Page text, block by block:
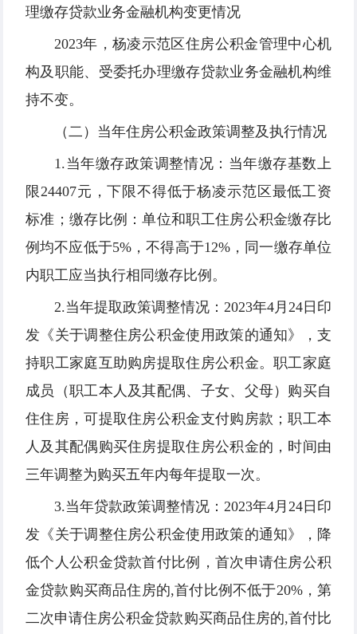
理缴存贷款业务金融机构变更情况
2023年，杨凌示范区住房公积金管理中心机
构及职能、受委托办理缴存贷款业务金融机构维
持不变。
（二）当年住房公积金政策调整及执行情况
1.当年缴存政策调整情况：当年缴存基数上
限24407元，下限不得低于杨凌示范区最低工资
标准；缴存比例：单位和职工住房公积金缴存比
例均不应低于5%，不得高于12%，同一缴存单位
内职工应当执行相同缴存比例。
2.当年提取政策调整情况：2023年4月24日印
发《关于调整住房公积金使用政策的通知》，支
持职工家庭互助购房提取住房公积金。职工家庭
成员（职工本人及其配偶、子女、父母）购买自
住住房，可提取住房公积金支付购房款；职工本
人及其配偶购买住房提取住房公积金的，时间由
三年调整为购买五年内每年提取一次。
3.当年贷款政策调整情况：2023年4月24日印
发《关于调整住房公积金使用政策的通知》，降
低个人公积金贷款首付比例，首次申请住房公积
金贷款购买商品住房的,首付比例不低于20%，第
二次申请住房公积金贷款购买商品住房的,首付比